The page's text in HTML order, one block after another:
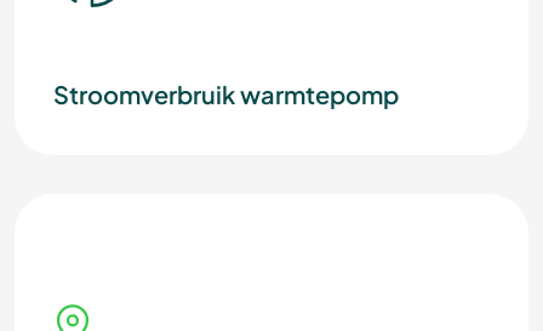
Stroomverbruik warmtepomp